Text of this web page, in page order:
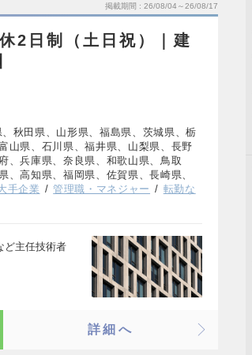
掲載期間 26/08/04～26/08/17
2日制（土日祝）｜建
秋田県、山形県、福島県、茨城県、栃
山県、石川県、福井県、山梨県、長野
、兵庫県、奈良県、和歌山県、鳥取
高知県、福岡県、佐賀県、長崎県、
手企業 管理職・マネジャー
転勤な
ど主任技術者
詳細へ